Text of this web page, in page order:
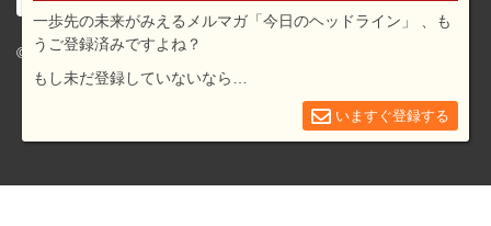
© 2026 travel voice.
広告メニュー・料金
一歩先の未来がみえるメルマガ「今日のヘッドライン」 、も
うご登録済みですよね？
もし未だ登録していないなら…
いますぐ登録する